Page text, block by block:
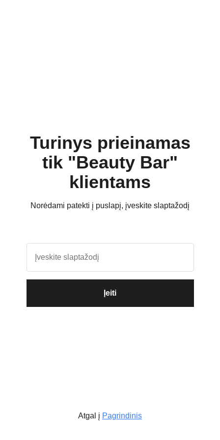
Turinys prieinamas
tik "Beauty Bar"
klientams
Norėdami patekti į puslapį, įveskite slaptažodį
Įeiti
Atgal į Pagrindinis